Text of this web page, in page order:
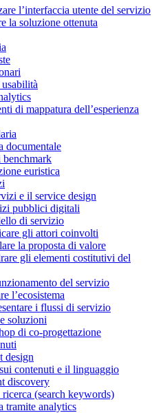
l’interfaccia utente del servizio
la soluzione ottenuta
di mappatura dell’esperienza
documentale
euristica
e il service design
pubblici digitali
di servizio
gli attori coinvolti
la proposta di valore
gli elementi costitutivi del
del servizio
l’ecosistema
i flussi di servizio
soluzioni
di co-progettazione
design
contenuti e il linguaggio
discovery
(search keywords)
tramite analytics